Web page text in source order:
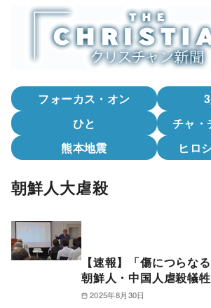
フォーカス・オン
ひと
チャ・
熊本地震
ヒロ
朝鮮人大虐殺
【速報】「傷につらな
朝鮮人・中国人虐殺犠
2025年8月30日